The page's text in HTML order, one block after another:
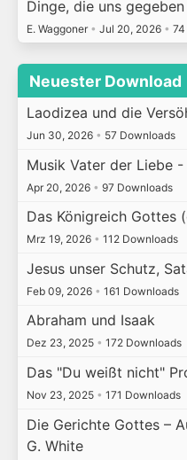
Dinge, die uns
E. Waggoner • Jul 20, 2026 •
Neuester Download
Laodizea und die
Jun 30, 2026 • 57 Downloads
Musik Vater der Liebe
Apr 20, 2026 • 97 Downloads
Das Königreich Gottes
Mrz 19, 2026 • 112 Downloads
Jesus unser Schutz,
Feb 09, 2026 • 161 Downloads
Abraham und Isaak
Dez 23, 2025 • 172 Downloads
Das "Du weißt nicht"
Nov 23, 2025 • 171 Downloads
Die Gerichte Gottes –
G. White